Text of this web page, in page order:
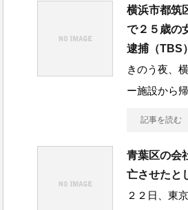
横浜市都筑
で２５歳の
逮捕（TBS
きのう夜、
ー施設から
記事を読む
青葉区の会
亡させたと
２２日、東